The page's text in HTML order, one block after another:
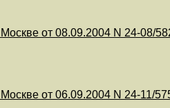
от 08.09.2004 N 24-
от 06.09.2004 N